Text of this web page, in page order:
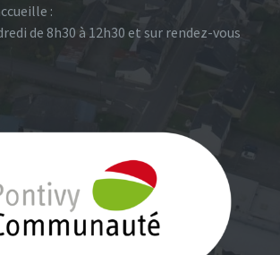
:
de 8h30 à 12h30 et sur rendez-vous